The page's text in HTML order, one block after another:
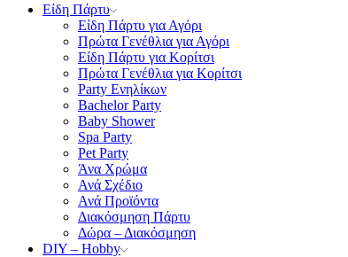
Είδη Πάρτυ
Είδη Πάρτυ για Αγόρι
Πρώτα Γενέθλια για Αγόρι
Είδη Πάρτυ για Κορίτσι
Πρώτα Γενέθλια για Κορίτσι
Party Ενηλίκων
Bachelor Party
Baby Shower
Spa Party
Pet Party
Άνα Χρώμα
Ανά Σχέδιο
Ανά Προϊόντα
Διακόσμηση Πάρτυ
Δώρα – Διακόσμηση
DIY – Hobby